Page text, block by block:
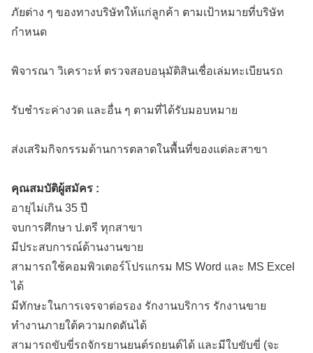
ภัยต่าง ๆ ของทางบริษัทให้แก่ลูกค้า ตามเป้าหมายที่บริษัท
กำหนด
พิจารณา วิเคราะห์ ตรวจสอบอนุมัติสินเชื่อเล่มทะเบียนรถ
รับชำระค่างวด และอื่น ๆ ตามที่ได้รับมอบหมาย
ส่งเสริมกิจกรรมด้านการตลาดในพื้นที่ของแต่ละสาขา
คุณสมบัติผู้สมัคร :
อายุไม่เกิน 35 ปี
จบการศึกษา ป.ตรี ทุกสาขา
มีประสบการณ์ด้านงานขาย
สามารถใช้คอมพิวเตอร์โปรแกรม MS Word และ MS Excel
ได้
มีทักษะในการเจรจาต่อรอง รักงานบริการ รักงานขาย
ทำงานภายใต้ความกดดันได้
สามารถขับขี่รถจักรยานยนต์รถยนต์ได้ และมีใบขับขี่ (จะ